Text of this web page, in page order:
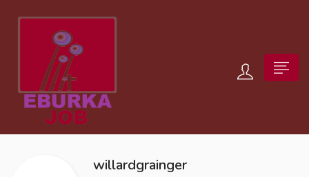
willardgrainger